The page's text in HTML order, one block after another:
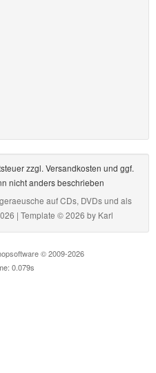
zzgl. Versandkosten und ggf.
nicht anders beschrieben
auf CDs, DVDs und als
| Template © 2026 by Karl
© 2009-2026
0.079s